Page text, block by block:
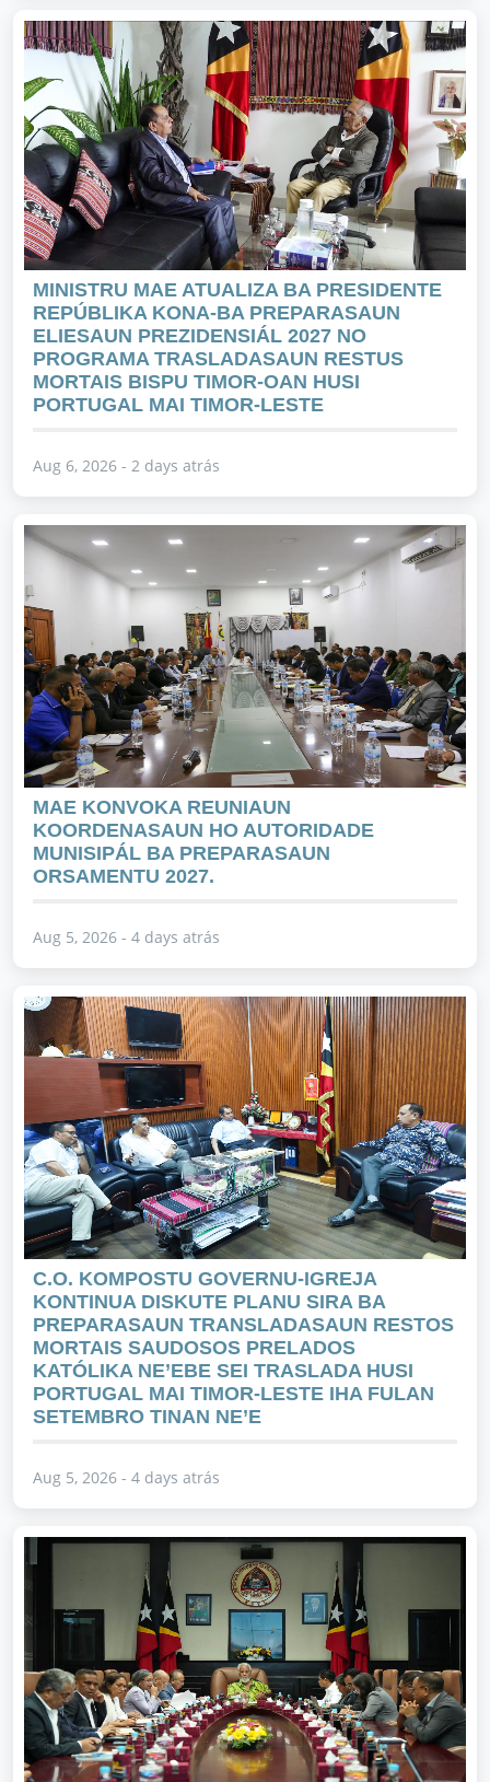
MINISTRU MAE ATUALIZA BA PRESIDENTE
REPÚBLIKA KONA-BA PREPARASAUN
ELIESAUN PREZIDENSIÁL 2027 NO
PROGRAMA TRASLADASAUN RESTUS
MORTAIS BISPU TIMOR-OAN HUSI
PORTUGAL MAI TIMOR-LESTE
Aug 6, 2026 - 2 days atrás
MAE KONVOKA REUNIAUN
KOORDENASAUN HO AUTORIDADE
MUNISIPÁL BA PREPARASAUN
ORSAMENTU 2027.
Aug 5, 2026 - 4 days atrás
C.O. KOMPOSTU GOVERNU-IGREJA
KONTINUA DISKUTE PLANU SIRA BA
PREPARASAUN TRANSLADASAUN RESTOS
MORTAIS SAUDOSOS PRELADOS
KATÓLIKA NE’EBE SEI TRASLADA HUSI
PORTUGAL MAI TIMOR-LESTE IHA FULAN
SETEMBRO TINAN NE’E
Aug 5, 2026 - 4 days atrás